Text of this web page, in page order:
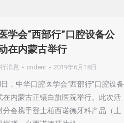
学会“西部行”口腔设备公
在内蒙古举行
消息 cndent 2019年6月18日
，中华口腔医学会“西部行”口腔设备
在内蒙古正镶白旗医院举行。此次活
分会携手登士柏西诺德牙科产品（上